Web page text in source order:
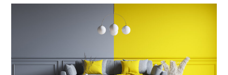
in
Interieurdesign